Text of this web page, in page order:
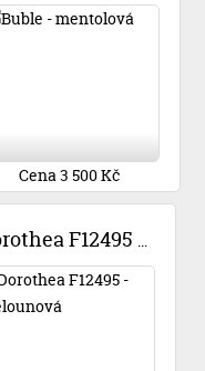
Cena 3 500 Kč
Dorothea F12495 - melounová